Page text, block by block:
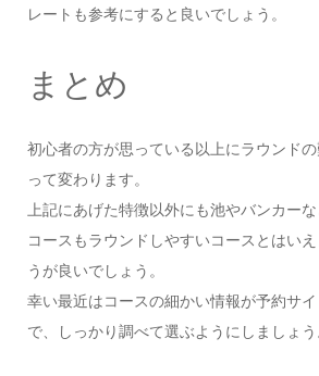
レートも参考にすると良いでしょう。
まとめ
初心者の方が思っている以上にラウンド
って変わります。
上記にあげた特徴以外にも池やバンカー
コースもラウンドしやすいコースとはい
うが良いでしょう。
幸い最近はコースの細かい情報が予約サ
で、しっかり調べて選ぶようにしましょう